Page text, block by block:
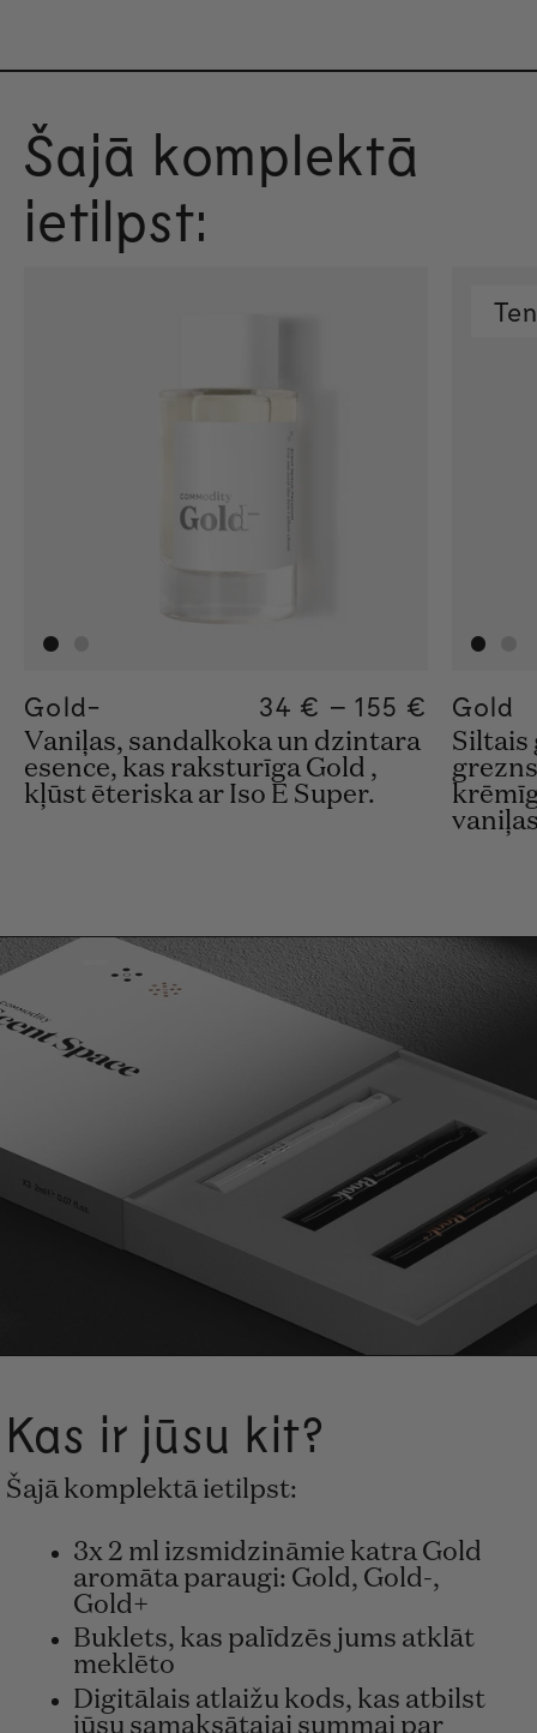
Šajā komplektā
ietilpst:
Gold- Regular price
34 € – 155 €
Regular price
155€
Regular
34€
Vaniļas, sandalkoka un dzintara
esence, kas raksturīga Gold ,
kļūst ēteriska ar Iso E Super.
Gold
Siltais
Kas ir jūsu kit?
Šajā komplektā ietilpst:
3x 2 ml izsmidzināmie katra Gold
aromāta paraugi: Gold, Gold-,
Gold+
Buklets, kas palīdzēs jums atklāt
meklēto
Digitālais atlaižu kods, kas atbilst
jūsu samaksātajai summai par